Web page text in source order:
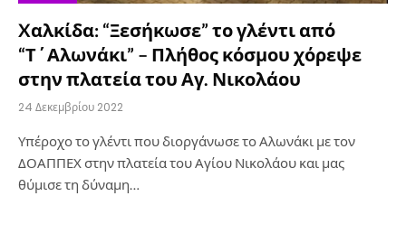
Xαλκίδα: “Ξεσήκωσε” το γλέντι από
“Τ΄Αλωνάκι” – Πλήθος κόσμου χόρεψε
στην πλατεία του Αγ. Νικολάου
24 Δεκεμβρίου 2022
Υπέροχο το γλέντι που διοργάνωσε το Αλωνάκι με τον
ΔΟΑΠΠΕΧ στην πλατεία του Αγίου Νικολάου και μας
θύμισε τη δύναμη…